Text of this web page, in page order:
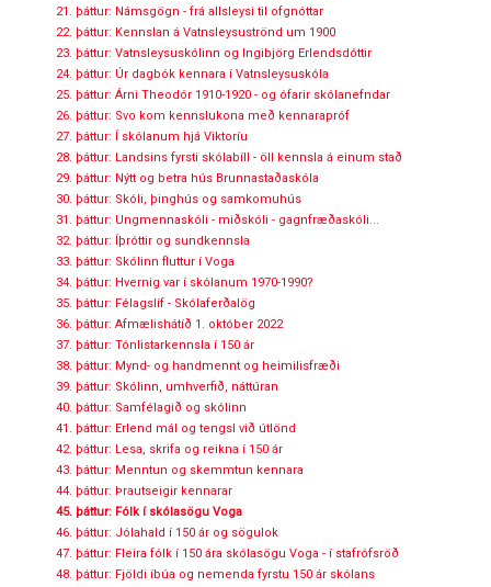
21. þáttur: Námsgögn - frá allsleysi til ofgnóttar
22. þáttur: Kennslan á Vatnsleysuströnd um 1900
23. þáttur: Vatnsleysuskólinn og Ingibjörg Erlendsdóttir
24. þáttur: Úr dagbók kennara í Vatnsleysuskóla
25. þáttur: Árni Theodór 1910-1920 - og ófarir skólanefndar
26. þáttur: Svo kom kennslukona með kennarapróf
27. þáttur: Í skólanum hjá Viktoríu
28. þáttur: Landsins fyrsti skólabíll - öll kennsla á einum stað
29. þáttur: Nýtt og betra hús Brunnastaðaskóla
30. þáttur: Skóli, þinghús og samkomuhús
31. þáttur: Ungmennaskóli - miðskóli - gagnfræðaskóli...
32. þáttur: Íþróttir og sundkennsla
33. þáttur: Skólinn fluttur í Voga
34. þáttur: Hvernig var í skólanum 1970-1990?
35. þáttur: Félagslíf - Skólaferðalög
36. þáttur: Afmælishátíð 1. október 2022
37. þáttur: Tónlistarkennsla í 150 ár
38. þáttur: Mynd- og handmennt og heimilisfræði
39. þáttur: Skólinn, umhverfið, náttúran
40. þáttur: Samfélagið og skólinn
41. þáttur: Erlend mál og tengsl við útlönd
42. þáttur: Lesa, skrifa og reikna í 150 ár
43. þáttur: Menntun og skemmtun kennara
44. þáttur: Þrautseigir kennarar
45. þáttur: Fólk í skólasögu Voga
46. þáttur: Jólahald í 150 ár og sögulok
47. þáttur: Fleira fólk í 150 ára skólasögu Voga - í stafrófsröð
48. þáttur: Fjöldi íbúa og nemenda fyrstu 150 ár skólans